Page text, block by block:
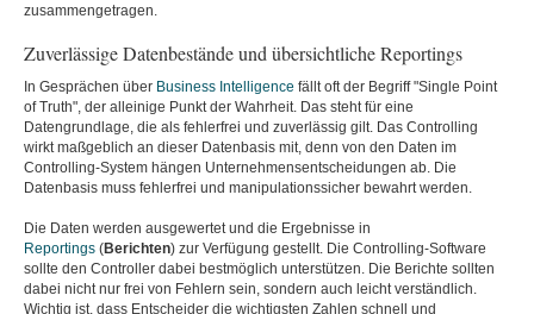
zusammengetragen.
Zuverlässige Datenbestände und übersichtliche Reportings
In Gesprächen über Business Intelligence fällt oft der Begriff "Single Point
of Truth", der alleinige Punkt der Wahrheit. Das steht für eine
Datengrundlage, die als fehlerfrei und zuverlässig gilt. Das Controlling
wirkt maßgeblich an dieser Datenbasis mit, denn von den Daten im
Controlling-System hängen Unternehmensentscheidungen ab. Die
Datenbasis muss fehlerfrei und manipulationssicher bewahrt werden.
Die Daten werden ausgewertet und die Ergebnisse in
Reportings (Berichten) zur Verfügung gestellt. Die Controlling-Software
sollte den Controller dabei bestmöglich unterstützen. Die Berichte sollten
dabei nicht nur frei von Fehlern sein, sondern auch leicht verständlich.
Wichtig ist, dass Entscheider die wichtigsten Zahlen schnell und